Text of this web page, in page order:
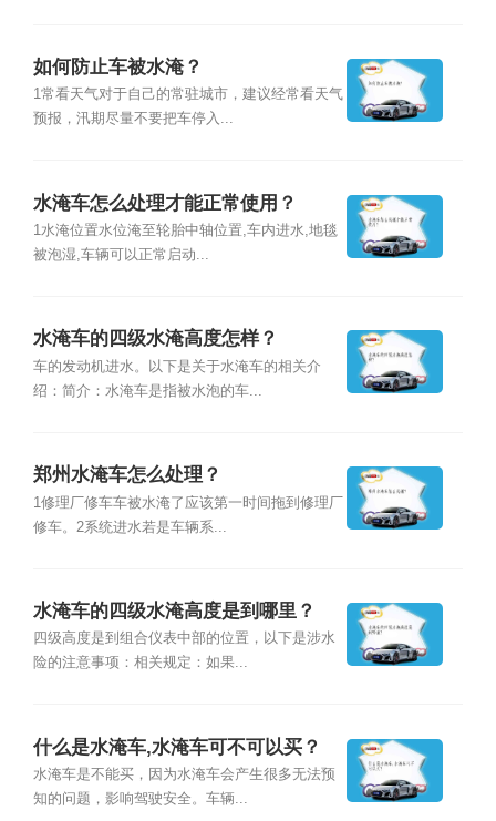
如何防止车被水淹？
1常看天气对于自己的常驻城市，建议经常看天气
预报，汛期尽量不要把车停入...
水淹车怎么处理才能正常使用？
1水淹位置水位淹至轮胎中轴位置,车内进水,地毯
被泡湿,车辆可以正常启动...
水淹车的四级水淹高度怎样？
车的发动机进水。以下是关于水淹车的相关介
绍：简介：水淹车是指被水泡的车...
郑州水淹车怎么处理？
1修理厂修车车被水淹了应该第一时间拖到修理厂
修车。2系统进水若是车辆系...
水淹车的四级水淹高度是到哪里？
四级高度是到组合仪表中部的位置，以下是涉水
险的注意事项：相关规定：如果...
什么是水淹车,水淹车可不可以买？
水淹车是不能买，因为水淹车会产生很多无法预
知的问题，影响驾驶安全。车辆...